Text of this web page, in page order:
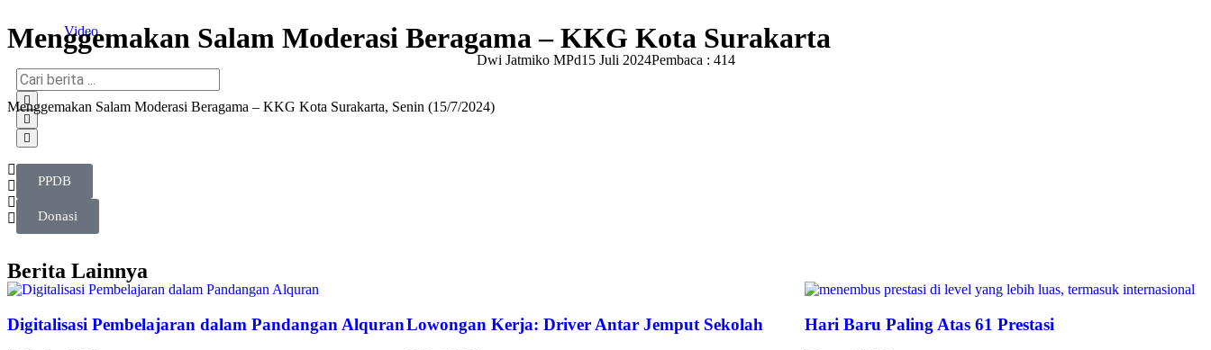
Video
PPDB
Donasi
Menggemakan Salam Moderasi Beragama – KKG Kota Surakarta
Dwi Jatmiko MPd15 Juli 2024Pembaca : 414
Menggemakan Salam Moderasi Beragama – KKG Kota Surakarta, Senin (15/7/2024)
Berita Lainnya
Digitalisasi Pembelajaran dalam Pandangan AlquranLowongan Kerja: Driver Antar Jemput Sekolah Hari Baru Paling Atas 61 Prestasi